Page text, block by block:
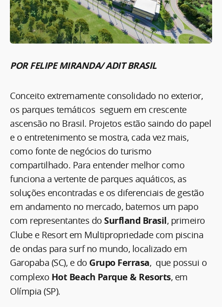
POR FELIPE MIRANDA/ ADIT BRASIL
Conceito extremamente consolidado no exterior,
os parques temáticos seguem em crescente
ascensão no Brasil. Projetos estão saindo do papel
e o entretenimento se mostra, cada vez mais,
como fonte de negócios do turismo
compartilhado. Para entender melhor como
funciona a vertente de parques aquáticos, as
soluções encontradas e os diferenciais de gestão
em andamento no mercado, batemos um papo
com representantes do Surfland Brasil, primeiro
Clube e Resort em Multipropriedade com piscina
de ondas para surf no mundo, localizado em
Garopaba (SC), e do Grupo Ferrasa, que possui o
complexo Hot Beach Parque & Resorts, em
Olímpia (SP).